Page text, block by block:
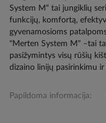
System M“ tai jungiklių
funkcijų, komfortą,
gyvenamosioms
"Merten System M" –tai
pasižymintys visų rūšių
dizaino linijų pasirinkimu
Papildoma informacija: